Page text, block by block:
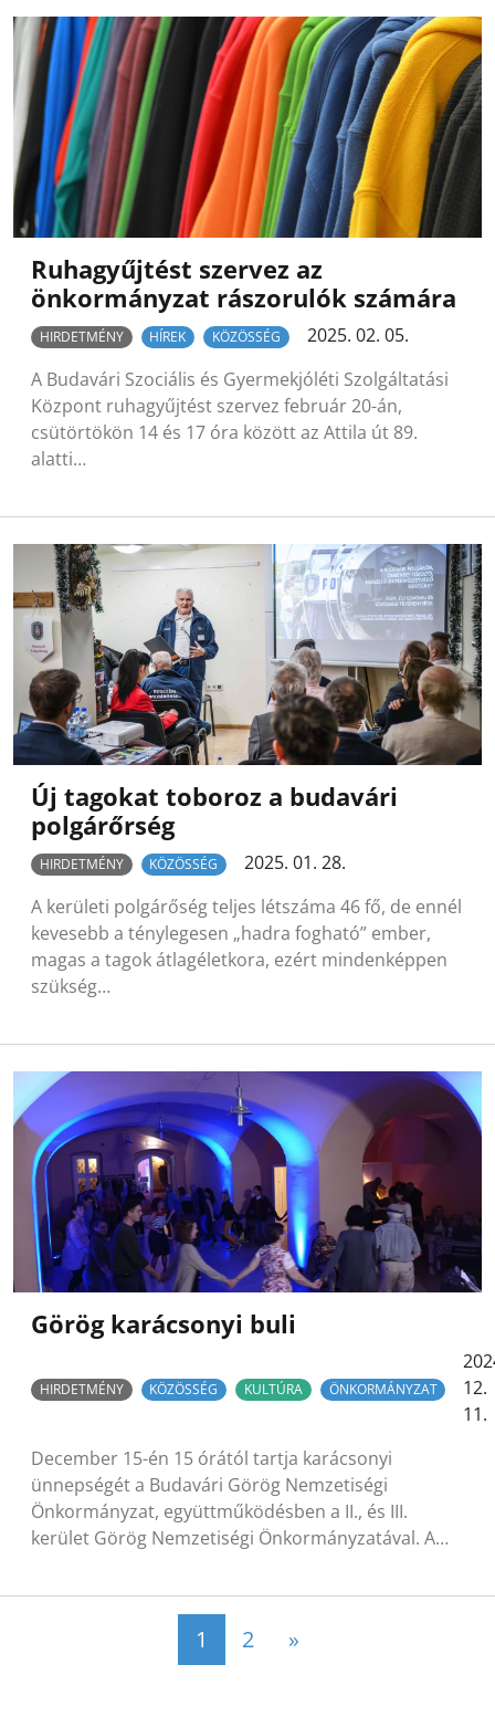
Ruhagyűjtést szervez az
önkormányzat rászorulók számára
HIRDETMÉNY HÍREK KÖZÖSSÉG
2025. 02. 05.
A Budavári Szociális és Gyermekjóléti Szolgáltatási
Központ ruhagyűjtést szervez február 20-án,
csütörtökön 14 és 17 óra között az Attila út 89.
alatti…
Új tagokat toboroz a budavári
polgárőrség
HIRDETMÉNY KÖZÖSSÉG
2025. 01. 28.
A kerületi polgárőség teljes létszáma 46 fő, de ennél
kevesebb a ténylegesen „hadra fogható” ember,
magas a tagok átlagéletkora, ezért mindenképpen
szükség…
Görög karácsonyi buli
HIRDETMÉNY KÖZÖSSÉG KULTÚRA ÖNKORMÁNYZAT
12.
11.
December 15-én 15 órától tartja karácsonyi
ünnepségét a Budavári Görög Nemzetiségi
Önkormányzat, együttműködésben a II., és III.
kerület Görög Nemzetiségi Önkormányzatával. A…
Posts navigation
1 2 »